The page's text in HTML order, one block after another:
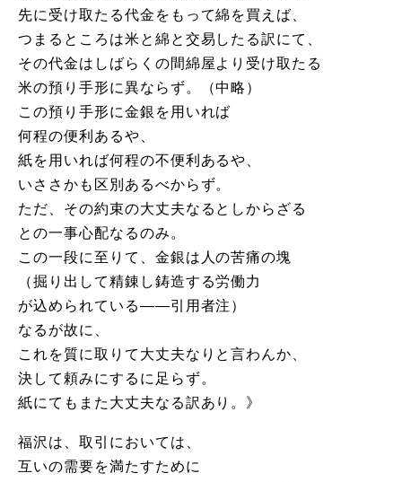
先に受け取たる代金をもって綿を買えば、
つまるところは米と綿と交易したる訳にて、
その代金はしばらくの間綿屋より受け取たる
米の預り手形に異ならず。（中略）
この預り手形に金銀を用いれば
何程の便利あるや、
紙を用いれば何程の不便利あるや、
いささかも区別あるべからず。
ただ、その約束の大丈夫なるとしからざる
との一事心配なるのみ。
この一段に至りて、金銀は人の苦痛の塊
（掘り出して精錬し鋳造する労働力
が込められている――引用者注）
なるが故に、
これを質に取りて大丈夫なりと言わんか、
決して頼みにするに足らず。
紙にてもまた大丈夫なる訳あり。》
福沢は、取引においては、
互いの需要を満たすために